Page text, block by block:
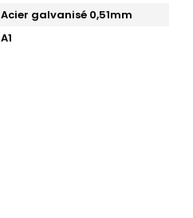
Acier galvanisé 0,51mm
A1